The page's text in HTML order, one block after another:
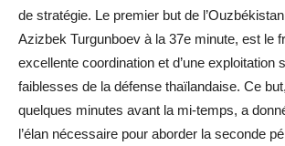
de stratégie. Le premier but de
Azizbek Turgunboev à la 37e minute, est le
excellente coordination et d’une exploitation
faiblesses de la défense thaïlandaise. Ce
quelques minutes avant la mi-temps, a
l’élan nécessaire pour aborder la seconde